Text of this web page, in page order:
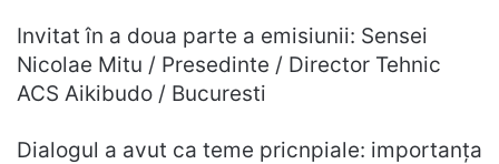
Invitat în a doua parte a emisiunii: Sensei
Nicolae Mitu / Presedinte / Director Tehnic
ACS Aikibudo / Bucuresti
Dialogul a avut ca teme pricnpiale: importanța